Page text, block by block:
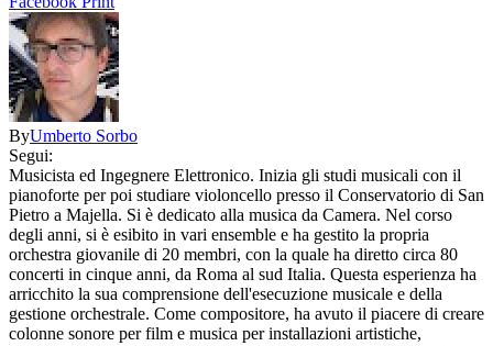
ByUmberto Sorbo
Segui:
Musicista ed Ingegnere Elettronico. Inizia gli studi musicali con il
pianoforte per poi studiare violoncello presso il Conservatorio di San
Pietro a Majella. Si è dedicato alla musica da Camera. Nel corso
degli anni, si è esibito in vari ensemble e ha gestito la propria
orchestra giovanile di 20 membri, con la quale ha diretto circa 80
concerti in cinque anni, da Roma al sud Italia. Questa esperienza ha
arricchito la sua comprensione dell'esecuzione musicale e della
gestione orchestrale. Come compositore, ha avuto il piacere di creare
colonne sonore per film e musica per installazioni artistiche,